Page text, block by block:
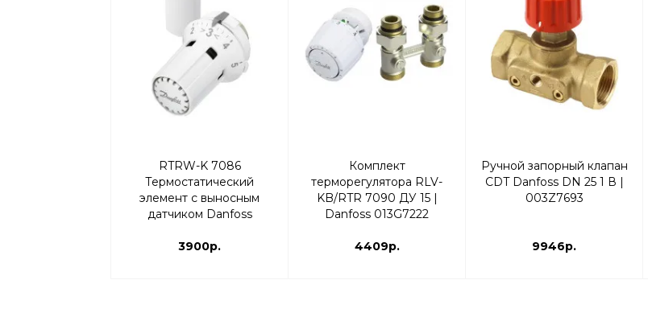
RTRW-K 7086
Термостатический
элемент с выносным
датчиком Danfoss
3900р.
Комплект
терморегулятора RLV-
KB/RTR 7090 ДУ 15 |
Danfoss 013G7222
4409р.
Ручной запорный клапан
CDT Danfoss DN 25 1 В |
003Z7693
9946р.